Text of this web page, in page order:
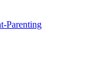
Parenting